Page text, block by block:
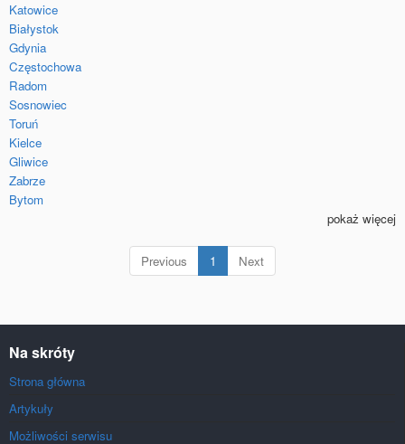
Katowice
Białystok
Gdynia
Częstochowa
Radom
Sosnowiec
Toruń
Kielce
Gliwice
Zabrze
Bytom
pokaż więcej
Previous 1 (current)
Next
Na skróty
Strona główna
Artykuły
Możliwości serwisu